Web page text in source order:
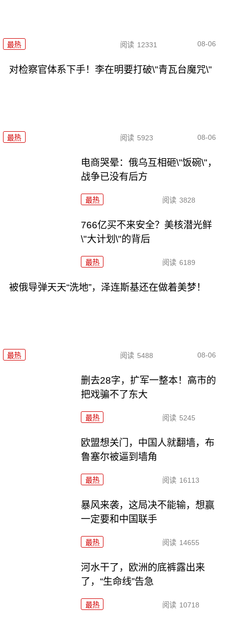
最热 阅读 12331 08-06
对检察官体系下手！李在明要打破\"青瓦台魔咒\"
最热 阅读 5923 08-06
电商哭晕：俄乌互相砸\"饭碗\"，
战争已没有后方
最热 阅读 3828
766亿买不来安全？美核潜光鲜
\"大计划\"的背后
最热 阅读 6189
被俄导弹天天“洗地”，泽连斯基还在做着美梦！
最热 阅读 5488 08-06
删去28字，扩军一整本！高市的
把戏骗不了东大
最热 阅读 5245
欧盟想关门，中国人就翻墙，布
鲁塞尔被逼到墙角
最热 阅读 16113
暴风来袭，这局决不能输，想赢
一定要和中国联手
最热 阅读 14655
河水干了，欧洲的底裤露出来
了，“生命线”告急
最热 阅读 10718